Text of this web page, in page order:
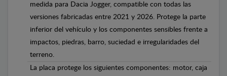
medida para Dacia Jogger, compatible con todas las
versiones fabricadas entre 2021 y 2026. Protege la parte
inferior del vehículo y los componentes sensibles frente a
impactos, piedras, barro, suciedad e irregularidades del
terreno.
La placa protege los siguientes componentes: motor, caja